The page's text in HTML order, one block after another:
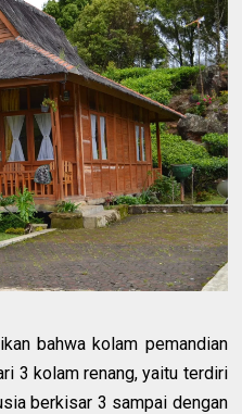
bahwa kolam pemandian
3 kolam renang, yaitu terdiri
berkisar 3 sampai dengan